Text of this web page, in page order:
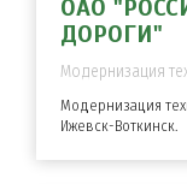
ОАО
ДОРОГИ"
Модернизация
Модернизация
Ижевск-Воткинск.